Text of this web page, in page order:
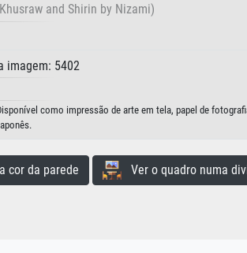
and Shirin by Nizami)
imagem: 5402
como impressão de arte em tela, papel de
da parede Ver o quadro numa